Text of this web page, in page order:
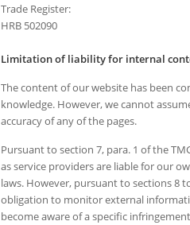
Trade Register:
HRB 502090
Limitation of liability for internal
The content of our website has been
knowledge. However, we cannot
accuracy of any of the pages.
Pursuant to section 7, para. 1 of the
as service providers are liable for our
laws. However, pursuant to sections 8
obligation to monitor external
become aware of a specific